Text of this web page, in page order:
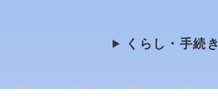
くらし・手続き